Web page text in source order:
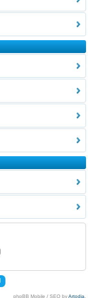
phpBB Mobile / SEO byArtodia